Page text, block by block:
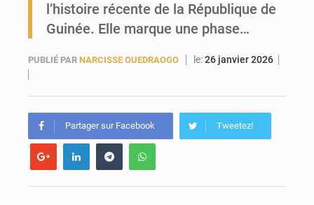
l’histoire récente de la République de
Guinée. Elle marque une phase…
PUBLIÉ PAR NARCISSE OUEDRAOGO le:26 janvier 2026
Partager sur Facebook Tweetez!